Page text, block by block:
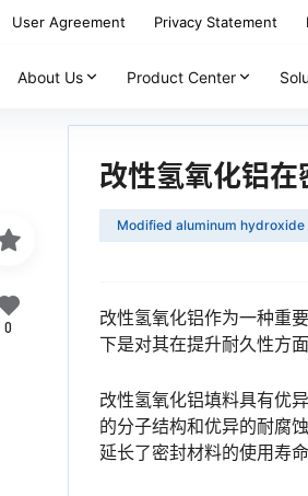
User Agreement Privacy Statement
About Us Product Center
改性氢氧化铝
Modified aluminum hydroxide
改性氢氧化铝作为一种重
下是对其在提升耐久性方面
改性氢氧化铝填料具有优
的分子结构和优异的耐腐
延长了密封材料的使用寿命
0